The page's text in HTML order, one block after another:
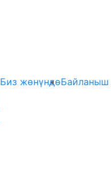
Биз жөнүндөБайланыш